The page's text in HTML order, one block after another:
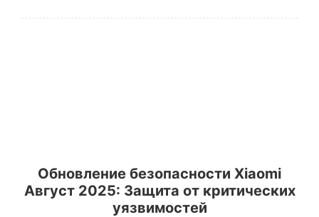
Обновление безопасности Xiaomi
Август 2025: Защита от критических
уязвимостей